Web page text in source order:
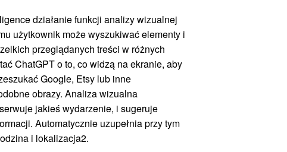
działanie funkcji analizy wizualnej
użytkownik może wyszukiwać elementy i
przeglądanych treści w różnych
ChatGPT o to, co widzą na ekranie, aby
Google, Etsy lub inne
obrazy. Analiza wizualna
jakieś wydarzenie, i sugeruje
Automatycznie uzupełnia przy tym
i lokalizacja2.